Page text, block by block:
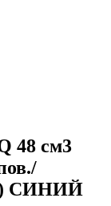
48 см3
СИНИЙ